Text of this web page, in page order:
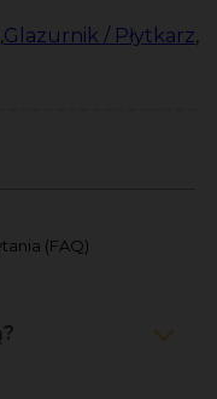
,Glazurnik / Płytkarz,
(FAQ)